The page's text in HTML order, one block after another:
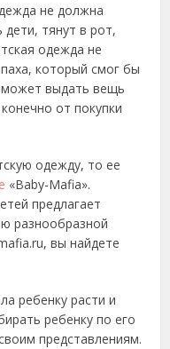
не должна
тянут в рот,
одежда не
который смог бы
может выдать вещь
от покупки
одежду, то ее
«Baby-Mafia».
предлагает
разнообразной
вы найдете
ребенку расти и
ребенку по его
представлениям.